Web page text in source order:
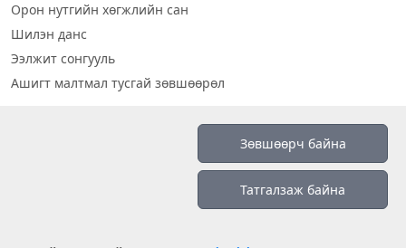
Орон нутгийн хөгжлийн сан
Шилэн данс
Ээлжит сонгууль
Ашигт малтмал тусгай зөвшөөрөл
Зөвшөөрч байна
Татгалзаж байна